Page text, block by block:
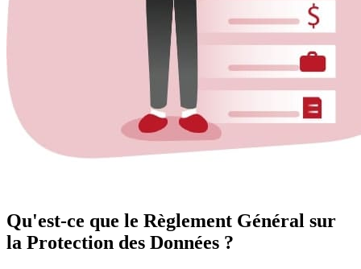
Qu'est-ce que le Règlement Général sur
la Protection des Données ?